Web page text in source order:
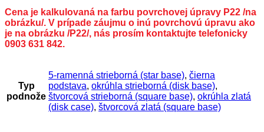
Cena je kalkulovaná na farbu povrchovej úpravy P22 /na
obrázku/. V prípade záujmu o inú povrchovú úpravu ako
je na obrázku /P22/, nás prosím kontaktujte telefonicky
0903 631 842.
Typ
podnože
5-ramenná strieborná (star base), čierna
podstava, okrúhla strieborná (disk base),
štvorcová strieborná (square base), okrúhla zlatá
(disk case), štvorcová zlatá (square base)